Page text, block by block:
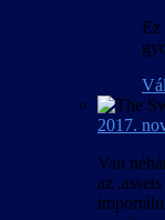
Ez
2017.
Van
az